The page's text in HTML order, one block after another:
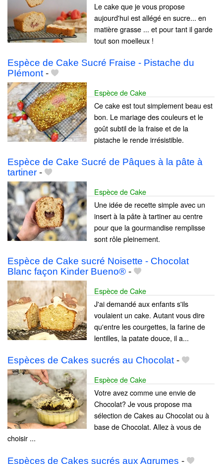
Le cake que je vous propose
aujourd'hui est allégé en sucre... en
matière grasse ... et pour tant il garde
tout son moelleux !
Espèce de Cake Sucré Fraise - Pistache du
PIémont -
Espèce de Cake
Ce cake est tout simplement beau est
bon. Le mariage des couleurs et le
goût subtil de la fraise et de la
pistache le rende irrésistible.
Espèce de Cake Sucré de Pâques à la pâte à
tartiner -
Espèce de Cake
Une idée de recette simple avec un
insert à la pâte à tartiner au centre
pour que la gourmandise remplisse
sont rôle pleinement.
Espèce de Cake sucré Noisette - Chocolat
Blanc façon Kinder Bueno® -
Espèce de Cake
J'ai demandé aux enfants s'ils
voulaient un cake. Autant vous dire
qu'entre les courgettes, la farine de
lentilles, la patate douce, il a...
Espèces de Cakes sucrés au Chocolat-
Espèce de Cake
Votre avez comme une envie de
Chocolat? Je vous propose ma
sélection de Cakes au Chocolat ou à
base de Chocolat. Allez à vous de
choisir ...
Espèces de Cakes sucrés aux Agrumes -